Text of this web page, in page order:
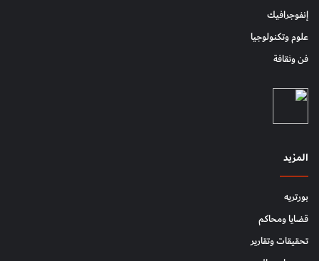
إنفوجرافيك
علوم وتكنولوجيا
فن وثقافة
المزيد
بورتريه
قضايا ومحاكم
تحقيقات وتقارير